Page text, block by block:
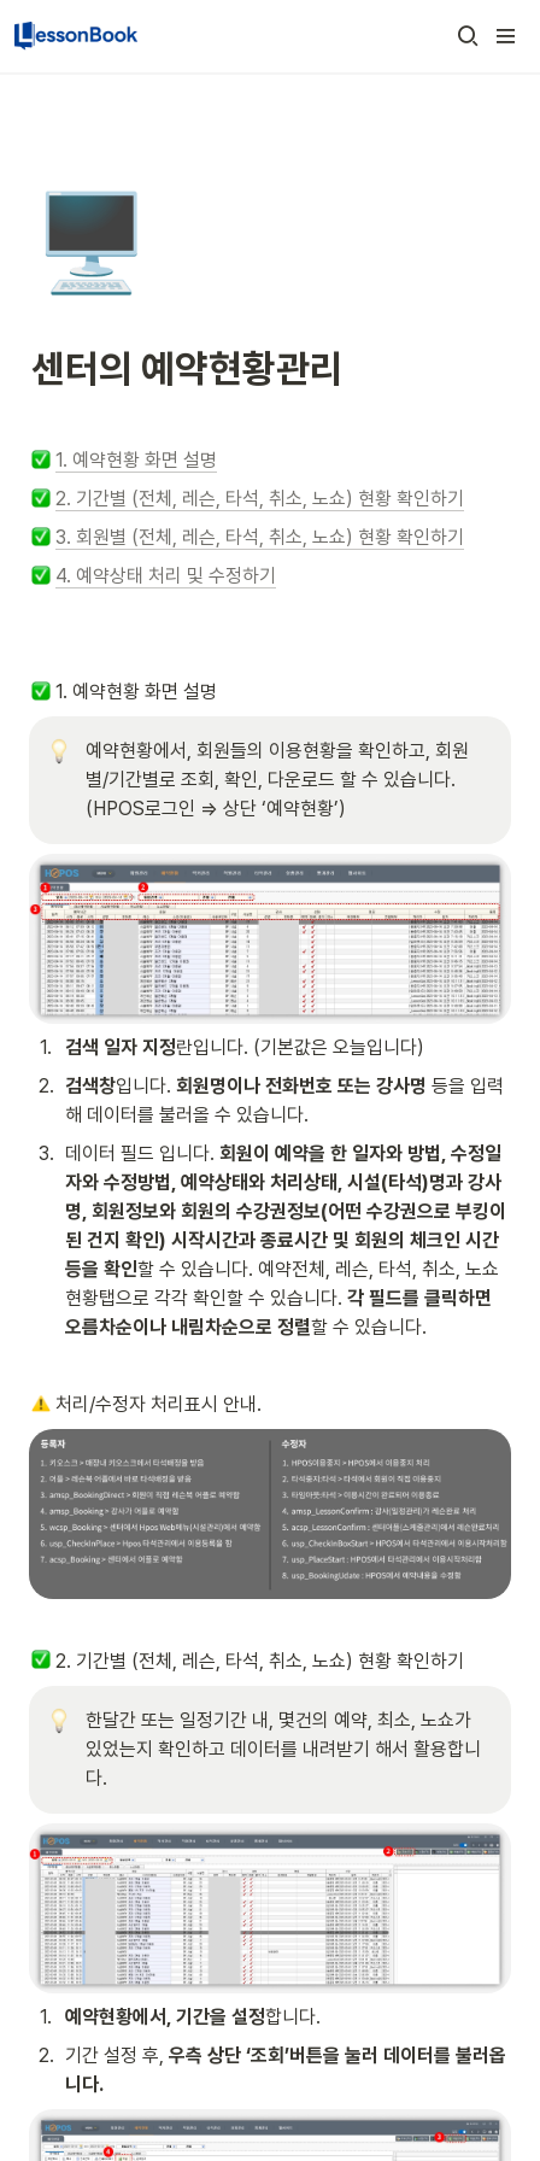
🖥️
센터의 예약현황관리
1. 예약현황 화면 설명
2. 기간별 (전체, 레슨, 타석, 취소, 노쇼) 현황 확인하기
3. 회원별 (전체, 레슨, 타석, 취소, 노쇼) 현황 확인하기
4. 예약상태 처리 및 수정하기
1. 예약현황 화면 설명
예약현황에서, 회원들의 이용현황을 확인하고, 회원
별/기간별로 조회, 확인, 다운로드 할 수 있습니다.
(HPOS로그인 ⇒ 상단 ‘예약현황’)
1. 검색 일자 지정란입니다. (기본값은 오늘입니다)
2. 검색창입니다. 회원명이나 전화번호 또는 강사명 등을 입력
해 데이터를 불러올 수 있습니다.
3. 데이터 필드 입니다. 회원이 예약을 한 일자와 방법, 수정일
자와 수정방법, 예약상태와 처리상태, 시설(타석)명과 강사
명, 회원정보와 회원의 수강권정보(어떤 수강권으로 부킹이
된 건지 확인) 시작시간과 종료시간 및 회원의 체크인 시간
등을 확인할 수 있습니다. 예약전체, 레슨, 타석, 취소, 노쇼
현황탭으로 각각 확인할 수 있습니다. 각 필드를 클릭하면
오름차순이나 내림차순으로 정렬할 수 있습니다.
처리/수정자 처리표시 안내.
2. 기간별 (전체, 레슨, 타석, 취소, 노쇼) 현황 확인하기
한달간 또는 일정기간 내, 몇건의 예약, 최소, 노쇼가
있었는지 확인하고 데이터를 내려받기 해서 활용합니
다.
1. 예약현황에서, 기간을 설정합니다.
2. 기간 설정 후, 우측 상단 ‘조회’버튼을 눌러 데이터를 불러옵
니다.